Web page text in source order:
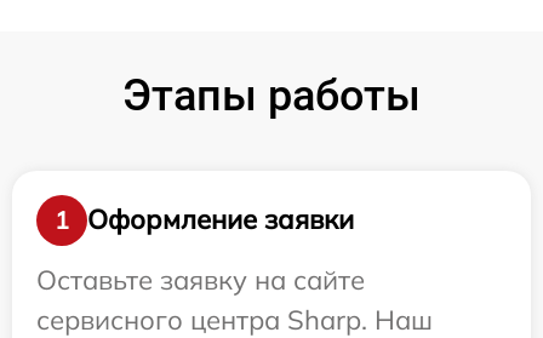
Этапы работы
1
Оформление заявки
Оставьте заявку на сайте
сервисного центра Sharp. Наш